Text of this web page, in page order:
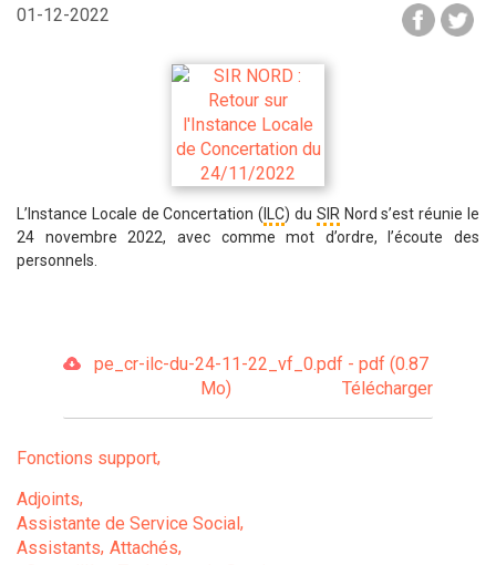
01-12-2022
L’Instance Locale de Concertation ( ILC) du SIR Nord s’est réunie le
24 novembre 2022, avec comme mot d’ordre, l’écoute des
personnels.
pe_cr-ilc-du-24-11-22_vf_0.pdf - pdf (0.87
Mo)
Télécharger
Fonctions support
Adjoints
Assistante de Service Social
Assistants Attachés